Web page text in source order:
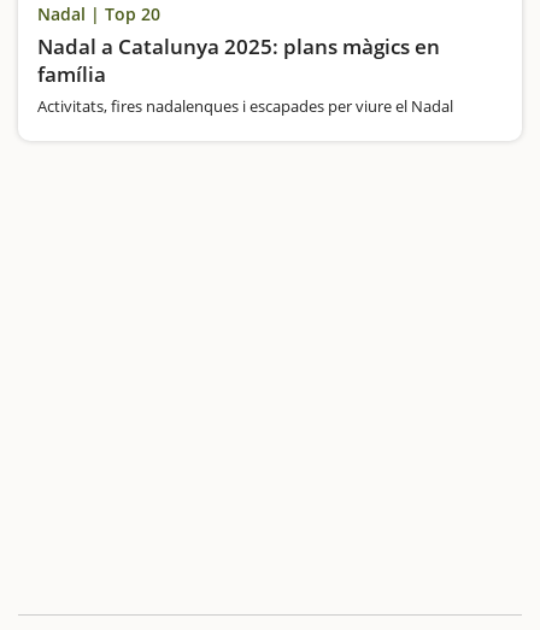
Nadal | Top 20
Nadal a Catalunya 2025: plans màgics en
família
Activitats, fires nadalenques i escapades per viure el Nadal